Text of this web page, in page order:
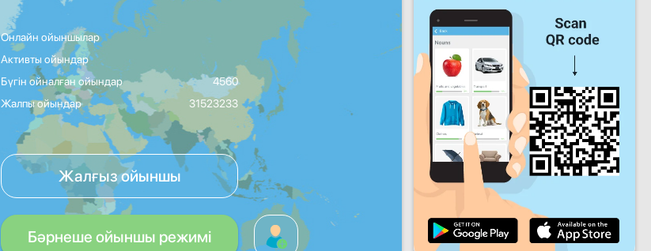
Онлайн ойыншылар
Активты ойындар
Бүгін ойналған ойындар
4560
Жалпы ойындар
31523233
Жалғыз ойыншы
Бәрнеше ойыншы режимі
Дүйсенбі СәрсенбіБейсенбі
Сенбі Жексенбі
Күнделікті прогресс
Ай сайынғы прогресс
Жалпы прогресс